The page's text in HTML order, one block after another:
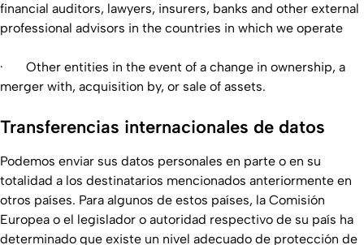
financial auditors, lawyers, insurers, banks and other external
professional advisors in the countries in which we operate
· Other entities in the event of a change in ownership, a
merger with, acquisition by, or sale of assets.
Transferencias internacionales de datos
Podemos enviar sus datos personales en parte o en su
totalidad a los destinatarios mencionados anteriormente en
otros países. Para algunos de estos países, la Comisión
Europea o el legislador o autoridad respectivo de su país ha
determinado que existe un nivel adecuado de protección de